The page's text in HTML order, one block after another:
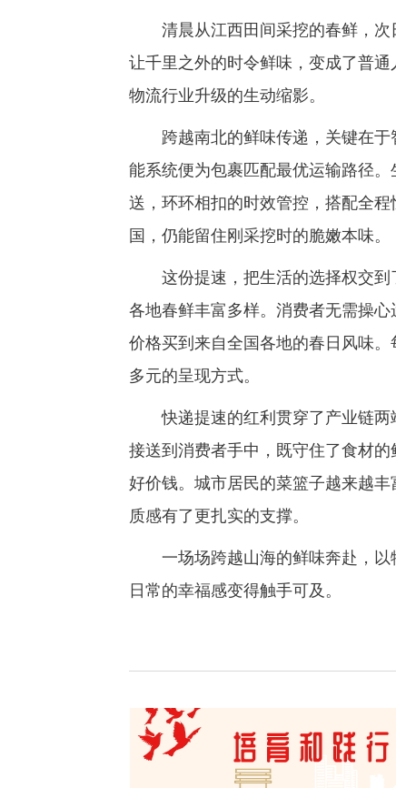
清晨从江西田间采挖的春鲜，次
让千里之外的时令鲜味，变成了普
物流行业升级的生动缩影。
跨越南北的鲜味传递，关键在于
能系统便为包裹匹配最优运输路径
送，环环相扣的时效管控，搭配全
国，仍能留住刚采挖时的脆嫩本味。
这份提速，把生活的选择权交到
各地春鲜丰富多样。消费者无需操
价格买到来自全国各地的春日风味
多元的呈现方式。
快递提速的红利贯穿了产业链两
接送到消费者手中，既守住了食材
好价钱。城市居民的菜篮子越来越
质感有了更扎实的支撑。
一场场跨越山海的鲜味奔赴，以
日常的幸福感变得触手可及。